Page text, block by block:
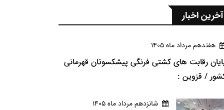
آخرین اخبار
هفتدهم مرداد ماه 1405
رقابت های کشتی فرنگی پیشکسوتان قهرمانی
/ قزوین :
شانزدهم مرداد ماه 1405